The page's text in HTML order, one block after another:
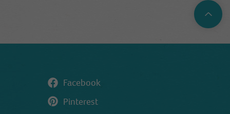
Top
Facebook
Pinterest